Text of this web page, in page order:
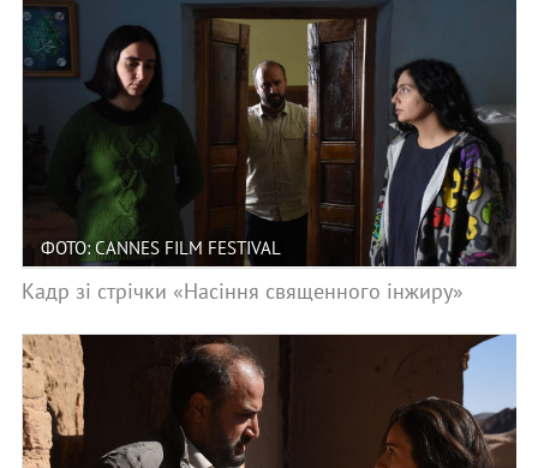
ФОТО: CANNES FILM FESTIVAL
Кадр зі стрічки «Насіння священного інжиру»